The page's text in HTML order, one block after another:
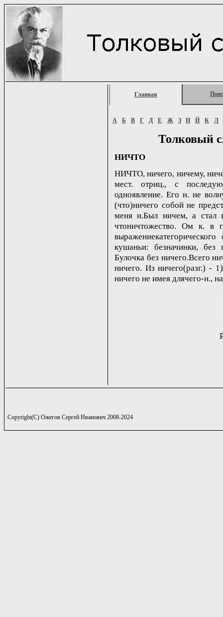
Главная
А Б В Г Д Е Ж З И Й К Л
Толковый
НИЧТО
НИЧТО, ничего, ничему,
мест. отриц., с
одноявление. Его н. не
(что)ничего собой не
меня н.Был ничем, а стал
чтоничтожество. Ом к. в
кушаньи: безначинки, без
Булочка без ничего.Всего
ничего. Из ничего(разг.) -
ничего не имея длячего-н.,
Copyright(C) Ожегов Сергей Иванович 2008-2024